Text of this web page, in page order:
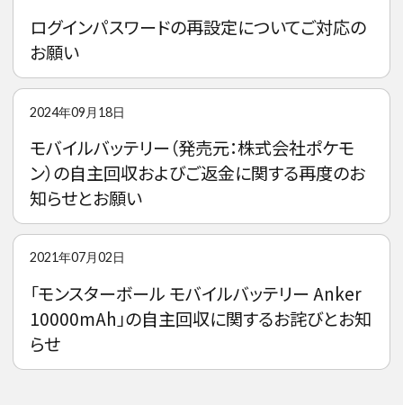
ログインパスワードの再設定についてご対応の
お願い
2024年09月18日
モバイルバッテリー（発売元：株式会社ポケモ
ン）の自主回収およびご返金に関する再度のお
知らせとお願い
2021年07月02日
「モンスターボール モバイルバッテリー Anker
10000mAh」の自主回収に関するお詫びとお知
らせ